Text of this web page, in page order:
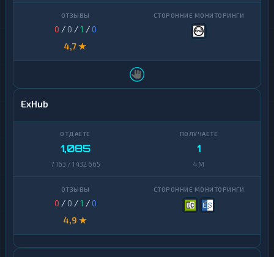
0 / 0 /1 /0
4,7 ★
ExHub
1,085
7 163 / 1 432 665
1
4 M
0 / 0 /1 /0
4,9 ★